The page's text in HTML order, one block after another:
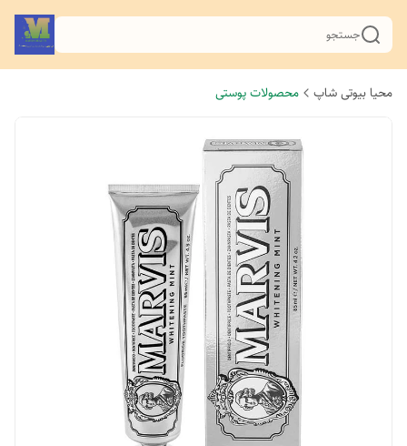
جستجو
محیا بیوتی شاپ محصولات پوستی